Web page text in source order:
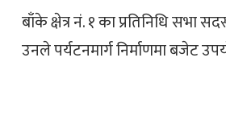
बाँके क्षेत्र नं. १ का प्रतिनिधि सभा
उनले पर्यटनमार्ग निर्माणमा बजेट